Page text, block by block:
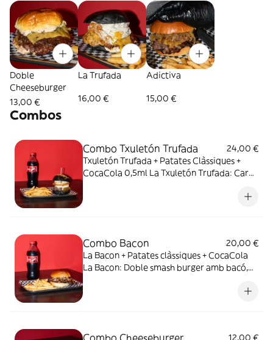
Doble
Cheeseburger
13,00 €
La Trufada
16,00 €
Adictiva
15,00 €
Combos
Combo Txuletón Trufada
24,00 €
Txuletón Trufada + Patates Clàssiques +
CocaCola 0,5ml La Txuletón Trufada: Carn
Combo Bacon
20,00 €
La Bacon + Patates clàssiques + CocaCola
La Bacon: Doble smash burger amb bacó,
Combo Cheeseburger
12,00 €